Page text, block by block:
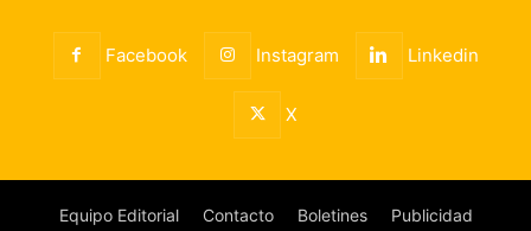
Facebook Instagram Linkedin
X
Equipo Editorial Contacto Boletines Publicidad